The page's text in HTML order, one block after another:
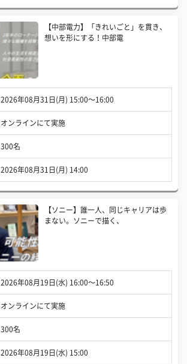
【中部電力】「きれいごと」を貫き、
想いを形にする！中部電
2026年08月31日(月) 15:00〜16:00
オンラインにて実施
300名
2026年08月31日(月) 14:00
【ソニー】誰一人、同じキャリアは歩
まない。ソニーで描く、
2026年08月19日(水) 16:00〜16:50
オンラインにて実施
300名
2026年08月19日(水) 15:00